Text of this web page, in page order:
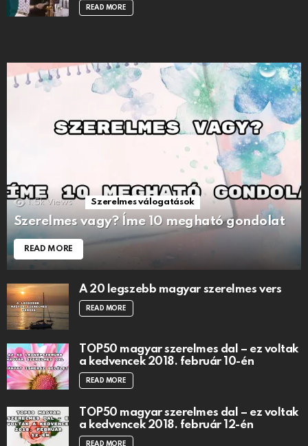
READ MORE
1.5k Views Szerelmes válogatások
Szerelmes vagy? Íme 10 megható gondolat
READ MORE
A 20 legszebb magyar szerelmes vers
READ MORE
TOP50 magyar szerelmes dal – ez voltak
a kedvencek 2018. február 10-én
READ MORE
TOP50 magyar szerelmes dal – ez voltak
a kedvencek 2018. február 12-én
READ MORE